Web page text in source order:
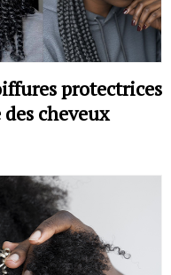
protectrices
cheveux